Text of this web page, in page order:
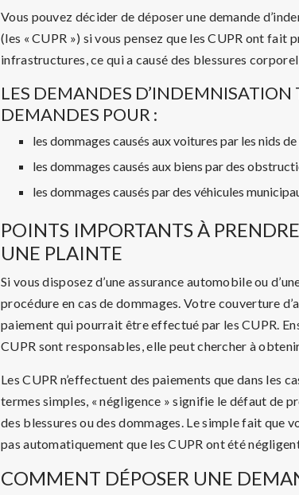
Vous pouvez décider de déposer une demande
(les « CUPR ») si vous pensez que les CUPR ont fait
infrastructures, ce qui a causé des blessures
LES DEMANDES
DEMANDES POUR :
les dommages causés aux voitures par les nids de
les dommages causés aux biens par des
les dommages causés par des véhicules
POINTS IMPORTANTS À
UNE PLAINTE
Si vous disposez d’une assurance automobile ou
procédure en cas de dommages. Votre couverture
paiement qui pourrait être effectué par les CUPR.
CUPR sont responsables, elle peut chercher à
Les CUPR n’effectuent des paiements que dans les
termes simples, « négligence » signifie le défaut de
des blessures ou des dommages. Le simple fait que
pas automatiquement que les CUPR ont été
COMMENT DÉPOSER UNE